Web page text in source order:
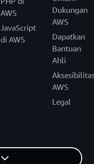
AWS
JavaScript
di AWS
Dukungan
AWS
Dapatkan
Bantuan
Ahli
AWS
Legal